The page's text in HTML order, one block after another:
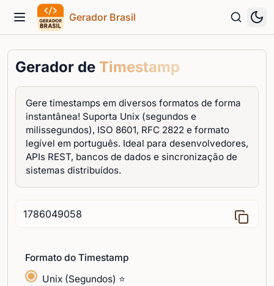
Menu
Gerador Brasil
Gerador de Timestamp
Gere timestamps em diversos formatos de forma
instantânea! Suporta Unix (segundos e
milissegundos), ISO 8601, RFC 2822 e formato
legível em português. Ideal para desenvolvedores,
APIs REST, bancos de dados e sincronização de
sistemas distribuídos.
Formato do Timestamp
Unix (Segundos) ⭐